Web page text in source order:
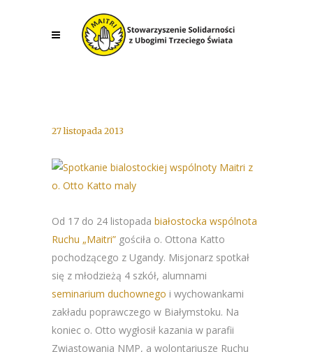
27 listopada 2013
Od 17 do 24 listopada białostocka wspólnota
Ruchu „Maitri” gościła o. Ottona Katto
pochodzącego z Ugandy. Misjonarz spotkał
się z młodzieżą 4 szkół, alumnami
seminarium duchownego i wychowankami
zakładu poprawczego w Białymstoku. Na
koniec o. Otto wygłosił kazania w parafii
Zwiastowania NMP, a wolontariusze Ruchu